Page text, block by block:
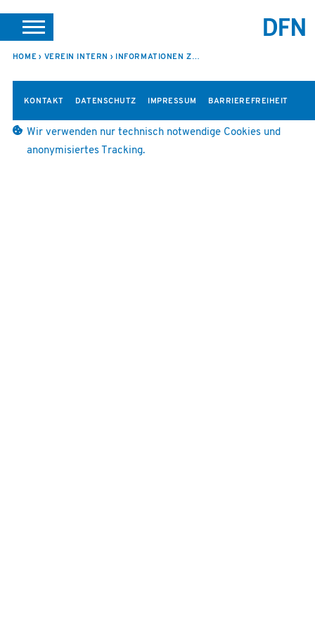
SUCHE PORTALE SUPPORT JOBS LEICHTE SPRACHE
HOME VEREIN INTERN INFORMATIONEN ZUR 98. SITZUNG
KONTAKT DATENSCHUTZ IMPRESSUM BARRIEREFREIHEIT
Wir verwenden nur technisch notwendige Cookies und
anonymisiertes Tracking.